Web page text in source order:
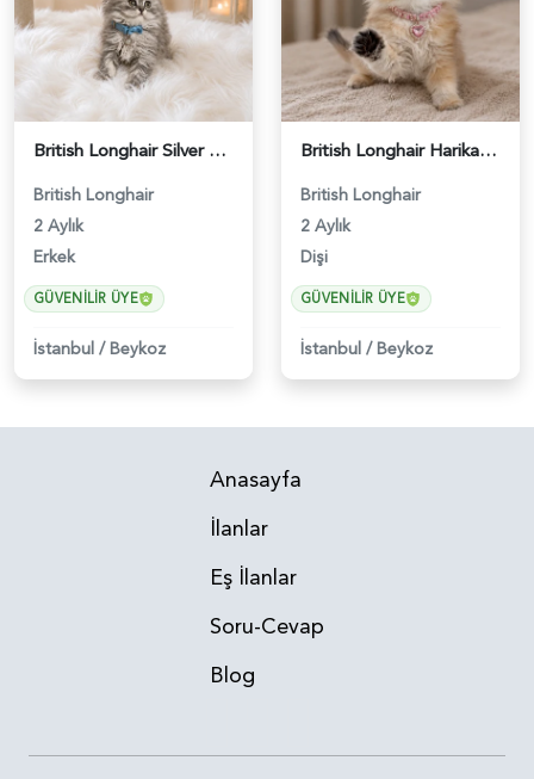
British Longhair Silver Tabby Erkek Yavrumuz - 4589
British Longhair
2 Aylık
Erkek
GÜVENILIR ÜYE
İstanbul /Beykoz
British Longhair Harika Renk Golden Dişi Yavrumuz - 5102
British Longhair
2 Aylık
Dişi
GÜVENILIR ÜYE
İstanbul /Beykoz
Anasayfa
İlanlar
Eş İlanlar
Soru-Cevap
Blog